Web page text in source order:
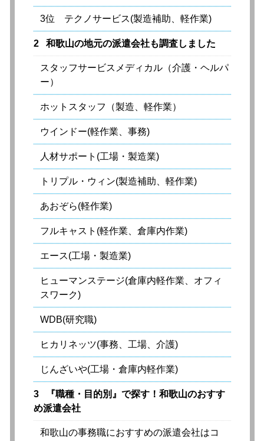
3位 テクノサービス(製造補助、軽作業)
2 和歌山の地元の派遣会社も調査しました
スタッフサービスメディカル（介護・ヘルパ
ー）
ホットスタッフ（製造、軽作業）
ウインドー(軽作業、事務)
人材サポート(工場・製造業)
トリプル・ウィン(製造補助、軽作業)
あおぞら(軽作業)
フルキャスト(軽作業、倉庫内作業)
エース(工場・製造業)
ヒューマンステージ(倉庫内軽作業、オフィ
スワーク)
WDB(研究職)
ヒカリネッツ(事務、工場、介護)
じんざいや(工場・倉庫内軽作業)
3
『職種・目的別』で探す！和歌山のおすす
め派遣会社
和歌山の事務職におすすめの派遣会社はコ